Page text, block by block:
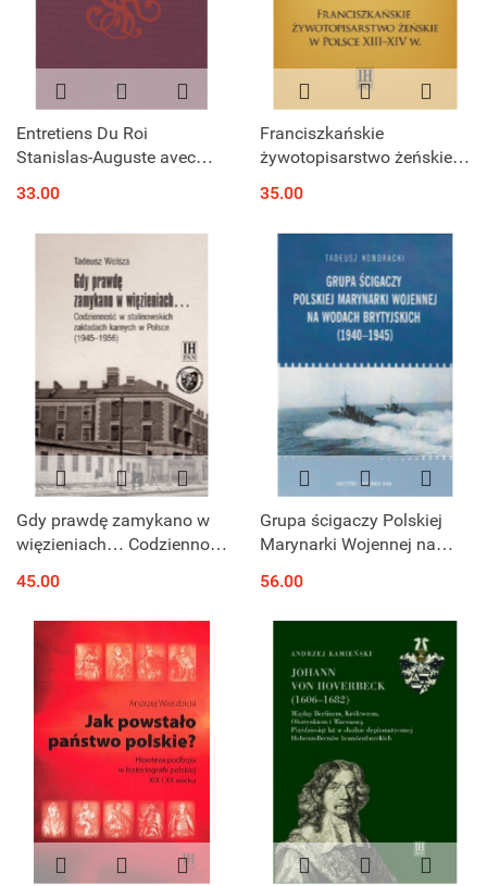
Entretiens Du Roi
Stanislas-Auguste avec
Stackelberg (1776)
33.00
Franciszkańskie
żywotopisarstwo żeńskie w
35.00
Gdy prawdę zamykano w
więzieniach… Codzienność
karnych w Polsce (1945 -
1956)
45.00
Grupa ścigaczy Polskiej
Marynarki Wojennej na
1945)
56.00